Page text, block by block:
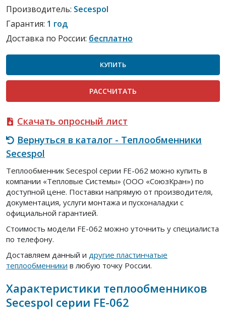
Производитель: Secespol
Гарантия: 1 год
Доставка по России: бесплатно
КУПИТЬ
РАСCЧИТАТЬ
Скачать опросный лист
Вернуться в каталог - Теплообменники
Secespol
Теплообменник Secespol серии FE-062 можно купить в
компании «Тепловые Системы» (ООО «СоюзКран») по
доступной цене. Поставки напрямую от производителя,
документация, услуги монтажа и пусконаладки с
официальной гарантией.
Стоимость модели FE-062 можно уточнить у специалиста
по телефону.
Доставляем данный и другие пластинчатые
теплообменники в любую точку России.
Характеристики теплообменников
Secespol серии FE-062